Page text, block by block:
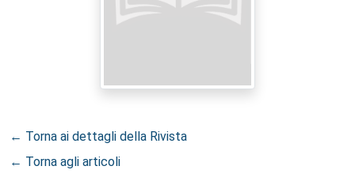
← Torna ai dettagli della Rivista
← Torna agli articoli